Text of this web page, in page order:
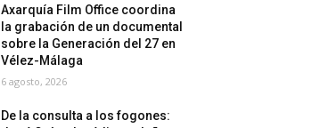
Axarquía Film Office coordina
la grabación de un documental
sobre la Generación del 27 en
Vélez-Málaga
6 agosto, 2026
De la consulta a los fogones: